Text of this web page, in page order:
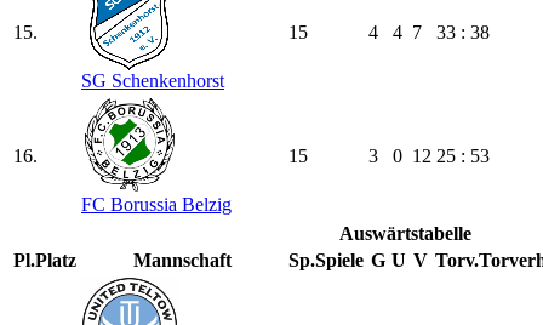
15.
SG Schenkenhorst
15 4 4 7 33 : 38
16.
FC Borussia Belzig
15 3 0 12 25 : 53
Auswärtstabelle
Pl.Platz Mannschaft Sp.Spiele G U V Torv.